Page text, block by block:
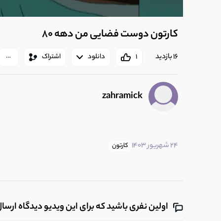
کارتون دوست فضایی من دهه 80
1 دانلود اشتراک 16 بازدید
zahramick
24 شهریور 1403 کارتون
اولین نفری باشید که برای این ویدیو دیدگاه